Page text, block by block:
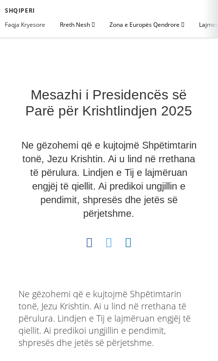
SHQIPERI
Faqja Kryesore
Rreth Nesh Zona e Europës Qendrore
Mesazhi i Presidencës së
Parë për Krishtlindjen 2025
Ne gëzohemi që e kujtojmë Shpëtimtarin
tonë, Jezu Krishtin. Ai u lind në rrethana
të përulura. Lindjen e Tij e lajmëruan
engjëj të qiellit. Ai predikoi ungjillin e
pendimit, shpresës dhe jetës së
përjetshme.
Ne gëzohemi që e kujtojmë Shpëtimtarin
tonë, Jezu Krishtin. Ai u lind në rrethana të
përulura. Lindjen e Tij e lajmëruan engjëj të
qiellit. Ai predikoi ungjillin e pendimit,
shpresës dhe jetës së përjetshme.